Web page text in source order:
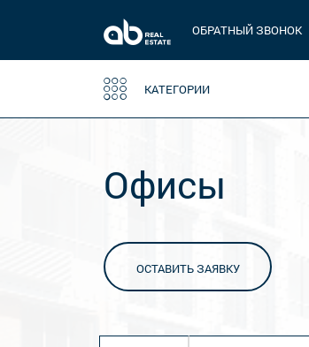
ОБРАТНЫЙ ЗВОНОК
КАТЕГОРИИ
Офисы
ОСТАВИТЬ ЗАЯВКУ